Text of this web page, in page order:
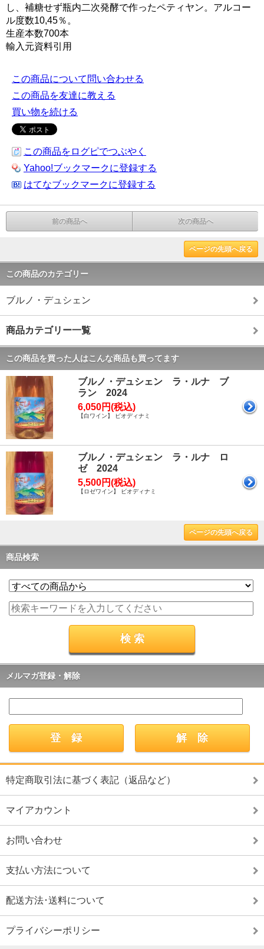
し、補糖せず瓶内二次発酵で作ったペティヤン。アルコー
ル度数10,45％。
生産本数700本
輸入元資料引用
この商品について問い合わせる
この商品を友達に教える
買い物を続ける
この商品をログピでつぶやく
Yahoo!ブックマークに登録する
はてなブックマークに登録する
前の商品へ 次の商品へ
ページの先頭へ戻る
この商品のカテゴリー
ブルノ・デュシェン
商品カテゴリー一覧
この商品を買った人はこんな商品も買ってます
ブルノ・デュシェン ラ・ルナ ブ
ラン 2024
6,050円(税込)
【白ワイン】 ビオディナミ
ブルノ・デュシェン ラ・ルナ ロ
ゼ 2024
5,500円(税込)
【ロゼワイン】 ビオディナミ
ページの先頭へ戻る
商品検索
メルマガ登録・解除
特定商取引法に基づく表記（返品など）
マイアカウント
お問い合わせ
支払い方法について
配送方法･送料について
プライバシーポリシー